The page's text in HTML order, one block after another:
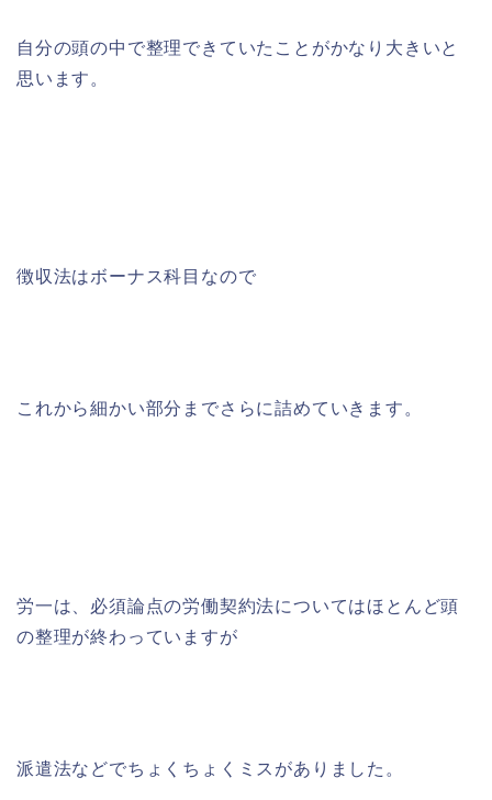
自分の頭の中で整理できていたことがかなり大きいと
思います。
徴収法はボーナス科目なので
これから細かい部分までさらに詰めていきます。
労一は、必須論点の労働契約法についてはほとんど頭
の整理が終わっていますが
派遣法などでちょくちょくミスがありました。